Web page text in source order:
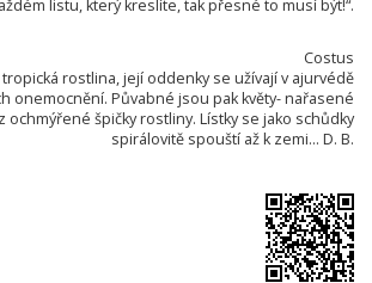
listu, který kreslíte, tak přesné to musí být!“.
Costus
rostlina, její oddenky se užívají v ajurvédě
onemocnění. Půvabné jsou pak květy- nařasené
ochmýřené špičky rostliny. Lístky se jako schůdky
spirálovitě spouští až k zemi... D. B.